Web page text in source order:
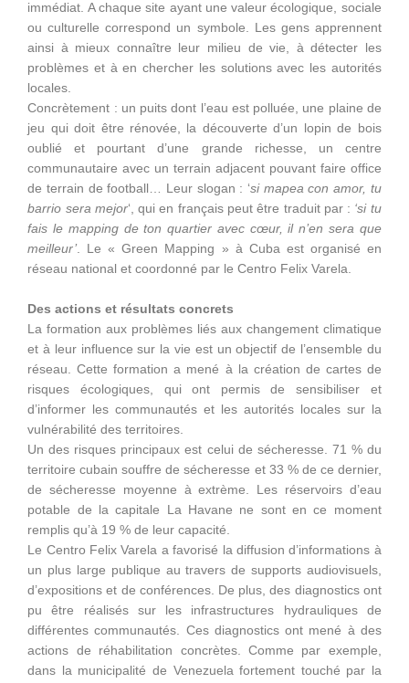
immédiat. A chaque site ayant une valeur écologique, sociale
ou culturelle correspond un symbole. Les gens apprennent
ainsi à mieux connaître leur milieu de vie, à détecter les
problèmes et à en chercher les solutions avec les autorités
locales.
Concrètement : un puits dont l’eau est polluée, une plaine de
jeu qui doit être rénovée, la découverte d’un lopin de bois
oublié et pourtant d’une grande richesse, un centre
communautaire avec un terrain adjacent pouvant faire office
de terrain de football… Leur slogan : ‘si mapea con amor, tu
barrio sera mejor‘, qui en français peut être traduit par : ‘si tu
fais le mapping de ton quartier avec cœur, il n’en sera que
meilleur’. Le « Green Mapping » à Cuba est organisé en
réseau national et coordonné par le Centro Felix Varela.
Des actions et résultats concrets
La formation aux problèmes liés aux changement climatique
et à leur influence sur la vie est un objectif de l’ensemble du
réseau. Cette formation a mené à la création de cartes de
risques écologiques, qui ont permis de sensibiliser et
d’informer les communautés et les autorités locales sur la
vulnérabilité des territoires.
Un des risques principaux est celui de sécheresse. 71 % du
territoire cubain souffre de sécheresse et 33 % de ce dernier,
de sécheresse moyenne à extrème. Les réservoirs d’eau
potable de la capitale La Havane ne sont en ce moment
remplis qu’à 19 % de leur capacité.
Le Centro Felix Varela a favorisé la diffusion d’informations à
un plus large publique au travers de supports audiovisuels,
d’expositions et de conférences. De plus, des diagnostics ont
pu être réalisés sur les infrastructures hydrauliques de
différentes communautés. Ces diagnostics ont mené à des
actions de réhabilitation concrètes. Comme par exemple,
dans la municipalité de Venezuela fortement touché par la